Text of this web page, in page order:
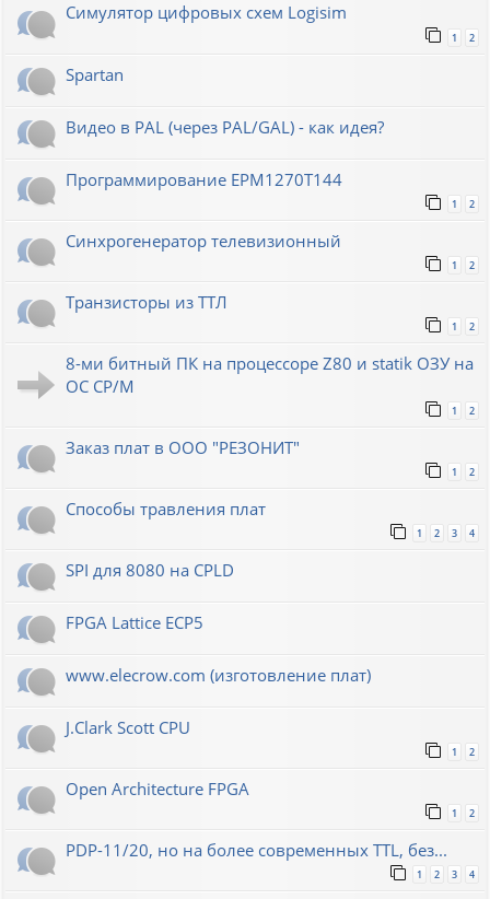
Симулятор цифровых схем Logisim
1 2
Spartan
Видео в PAL (через PAL/GAL) - как идея?
Программирование EPM1270T144
1 2
Синхрогенератор телевизионный
1 2
Транзисторы из ТТЛ
1 2
8-ми битный ПК на процессоре Z80 и statik ОЗУ на
ОС СР/М
1 2
Заказ плат в ООО "РЕЗОНИТ"
1 2
Способы травления плат
1 2 3 4
SPI для 8080 на CPLD
FPGA Lattice ECP5
www.elecrow.com (изготовление плат)
J.Clark Scott CPU
1 2
Open Architecture FPGA
1 2
PDP-11/20, но на более современных TTL, без...
1 2 3 4